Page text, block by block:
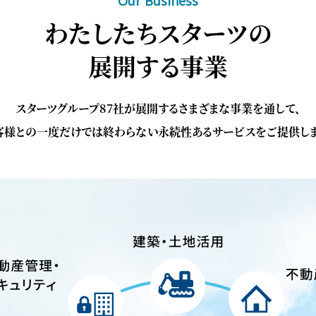
わたしたちスターツの
展開する事業
スターツグループ87社が展開するさまざまな事業を通して、
との一度だけでは終わらない永続性あるサービスをご提供し